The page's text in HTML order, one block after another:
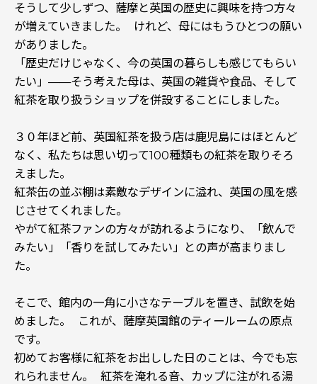
そうして少しずつ、薩摩と英国の歴史に興味を持つ方々
が増えていきました。 けれど、母にはもうひとつの願い
がありました。
「歴史だけじゃなく、今の英国の暮らしも感じてもらい
たい」——そう考えた母は、英国の雑貨や食品、そして
紅茶を取り扱うショップを併設することにしました。
３０年ほど前、英国紅茶を扱う店は鹿児島にはほとんど
なく、私たちは思い切って100種類もの紅茶を取りそろ
えました。
紅茶缶の並ぶ棚は素敵なデザインに溢れ、英国の風を感
じさせてくれました。
やがて紅茶ファンの方々が訪れるようになり、「飲んで
みたい」「香りを試してみたい」との声が高まりまし
た。
そこで、館内の一角に小さなテーブルを置き、試飲を始
めました。 これが、薩摩英国館のティールームの原点
です。
初めてお客様に紅茶をお出しした日のことは、今でも忘
れられません。 紅茶を淹れる音、カップに注がれる湯